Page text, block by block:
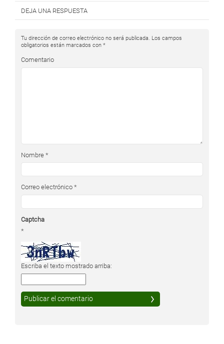
DEJA UNA RESPUESTA
Tu dirección de correo electrónico no será publicada. Los campos
obligatorios están marcados con *
Comentario
Nombre *
Correo electrónico *
Captcha
*
Escriba el texto mostrado arriba: